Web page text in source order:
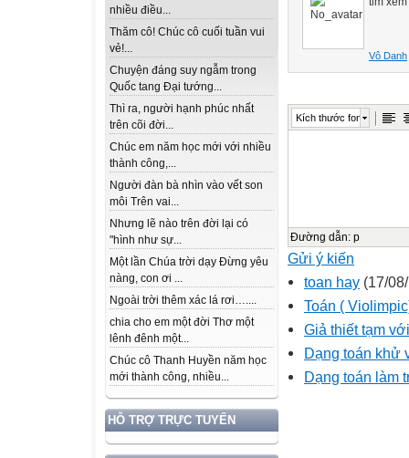
nhiều điều...
Thăm cô! Chúc cô cuối tuần vui
vẻ!...
Chuyện đáng suy ngẫm trong
Quốc tang Đại tướng...
Thì ra, người hạnh phúc nhất
trên cõi đời...
Chúc em năm học mới với nhiều
thành công,...
Người đàn bà nhìn vào vết son
môi Trên vai...
Nhưng lẽ nào trên đời lại có
"hình như sự...
Một lần Chúa trời dạy Đừng yêu
nàng, con ơi ...
Ngoài trời thêm xác lá rơi…....
chia cho em một đời Thơ một
lênh đênh một...
Chúc cô Thanh Huyền năm học
mới thành công, nhiều...
HỖ TRỢ TRỰC TUYẾN
Vô Danh
Kích thước font
Đường dẫn: p
Gửi ý kiến
toan hay (17/
Toán (
Giả thiết tạm
Dạng toán khử
Dạng toán làm